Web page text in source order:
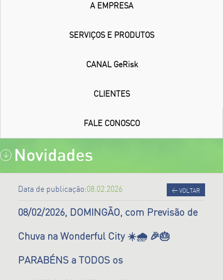
A EMPRESA
SERVIÇOS E PRODUTOS
CANAL GeRisk
CLIENTES
FALE CONOSCO
Novidades
Data de publicação:08.02.2026 < VOLTAR
08/02/2026, DOMINGÃO, com Previsão de
Chuva na Wonderful City ☀️🌧️ 🎉🎂
PARABÉNS a TODOS os